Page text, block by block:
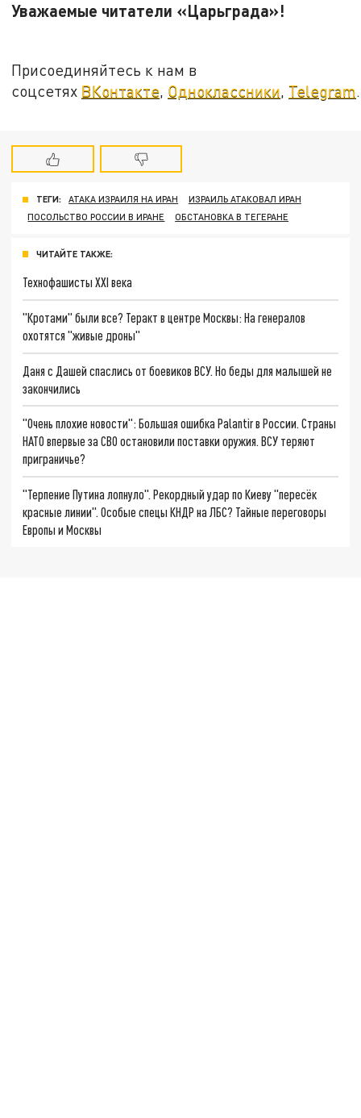
Уважаемые читатели «Царьграда»!
Присоединяйтесь к нам в
соцсетях ВКонтакте, Одноклассники, Telegram.
ТЕГИ: АТАКА ИЗРАИЛЯ НА ИРАН
ИЗРАИЛЬ АТАКОВАЛ ИРАН
ПОСОЛЬСТВО РОССИИ В ИРАНЕ
ОБСТАНОВКА В ТЕГЕРАНЕ
ЧИТАЙТЕ ТАКЖЕ:
Технофашисты XXI века
"Кротами" были все? Теракт в центре Москвы: На генералов
охотятся "живые дроны"
Даня с Дашей спаслись от боевиков ВСУ. Но беды для малышей не
закончились
"Очень плохие новости": Большая ошибка Palantir в России. Страны
НАТО впервые за СВО остановили поставки оружия. ВСУ теряют
приграничье?
"Терпение Путина лопнуло". Рекордный удар по Киеву "пересёк
красные линии". Особые спецы КНДР на ЛБС? Тайные переговоры
Европы и Москвы